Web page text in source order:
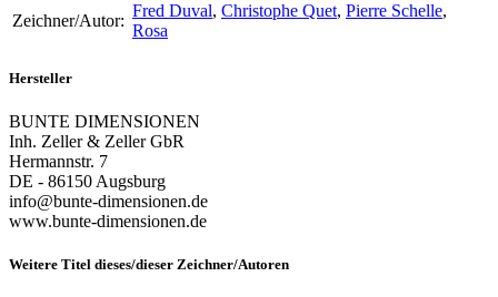
Zeichner/Autor:
Fred Duval, Christophe Quet, Pierre Schelle,
Rosa
Hersteller
BUNTE DIMENSIONEN
Inh. Zeller & Zeller GbR
Hermannstr. 7
DE - 86150 Augsburg
info@bunte-dimensionen.de
www.bunte-dimensionen.de
Weitere Titel dieses/dieser Zeichner/Autoren